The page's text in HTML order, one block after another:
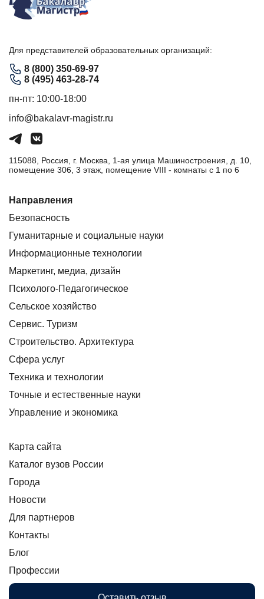
Для представителей образовательных организаций:
8 (800) 350-69-97
8 (495) 463-28-74
пн-пт: 10:00-18:00
info@bakalavr-magistr.ru
115088, Россия, г. Москва, 1-ая улица Машиностроения, д. 10,
помещение 306, 3 этаж, помещение VIII - комнаты с 1 по 6
Направления
Безопасность
Гуманитарные и социальные науки
Информационные технологии
Маркетинг, медиа, дизайн
Психолого-Педагогическое
Сельское хозяйство
Сервис. Туризм
Строительство. Архитектура
Сфера услуг
Техника и технологии
Точные и естественные науки
Управление и экономика
Карта сайта
Каталог вузов России
Города
Новости
Для партнеров
Контакты
Блог
Профессии